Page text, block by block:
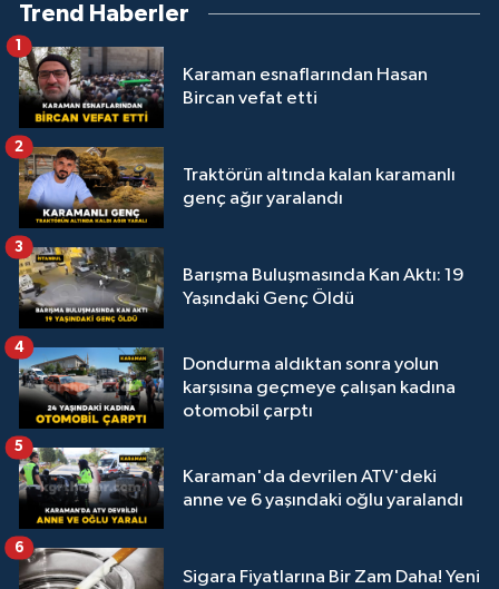
Trend Haberler
Karaman esnaflarından Hasan
Bircan vefat etti
1
Traktörün altında kalan karamanlı
genç ağır yaralandı
2
Barışma Buluşmasında Kan Aktı: 19
Yaşındaki Genç Öldü
3
Dondurma aldıktan sonra yolun
karşısına geçmeye çalışan kadına
otomobil çarptı
4
Karaman'da devrilen ATV'deki
anne ve 6 yaşındaki oğlu yaralandı
5
Sigara Fiyatlarına Bir Zam Daha! Yeni
6